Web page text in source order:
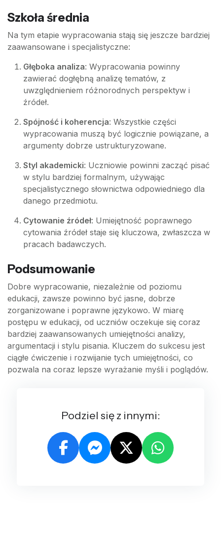
Szkoła średnia
Na tym etapie wypracowania stają się jeszcze bardziej
zaawansowane i specjalistyczne:
Głęboka analiza: Wypracowania powinny
zawierać dogłębną analizę tematów, z
uwzględnieniem różnorodnych perspektyw i
źródeł.
Spójność i koherencja: Wszystkie części
wypracowania muszą być logicznie powiązane, a
argumenty dobrze ustrukturyzowane.
Styl akademicki: Uczniowie powinni zacząć pisać
w stylu bardziej formalnym, używając
specjalistycznego słownictwa odpowiedniego dla
danego przedmiotu.
Cytowanie źródeł: Umiejętność poprawnego
cytowania źródeł staje się kluczowa, zwłaszcza w
pracach badawczych.
Podsumowanie
Dobre wypracowanie, niezależnie od poziomu
edukacji, zawsze powinno być jasne, dobrze
zorganizowane i poprawne językowo. W miarę
postępu w edukacji, od uczniów oczekuje się coraz
bardziej zaawansowanych umiejętności analizy,
argumentacji i stylu pisania. Kluczem do sukcesu jest
ciągłe ćwiczenie i rozwijanie tych umiejętności, co
pozwala na coraz lepsze wyrażanie myśli i poglądów.
Podziel się z innymi: